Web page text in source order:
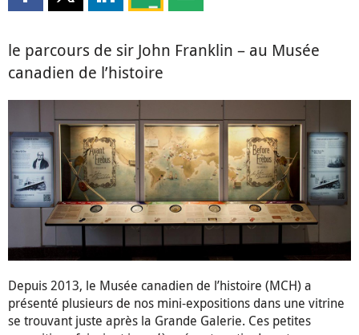
le parcours de sir John Franklin – au Musée
canadien de l’histoire
Depuis 2013, le Musée canadien de l’histoire (MCH) a
présenté plusieurs de nos mini-expositions dans une vitrine
se trouvant juste après la Grande Galerie. Ces petites